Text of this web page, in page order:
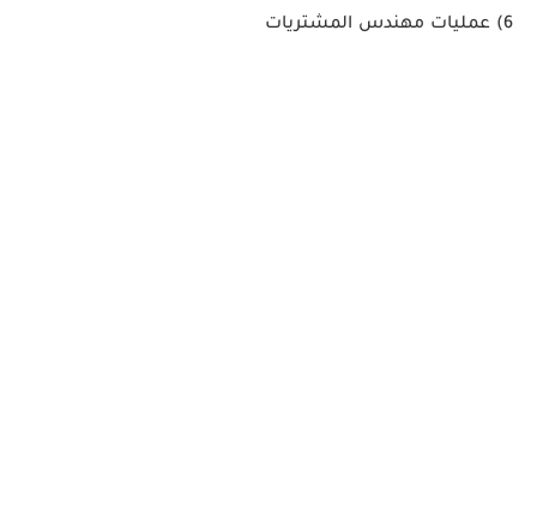
6) عمليات مهندس المشتريات